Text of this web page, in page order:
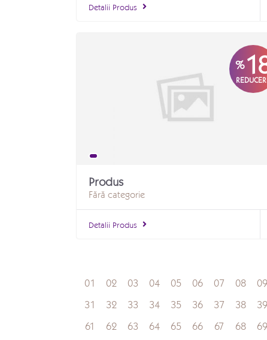
Detalii Produs
%
Produs
Fără categorie
Detalii Produs
01 02 03 04 05 06 07 08 09
31
32 33 34 35 36 37 38 39
61
62 63 64 65 66 67 68 69